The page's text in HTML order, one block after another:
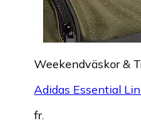
Weekendväskor &
Adidas Essential
fr.